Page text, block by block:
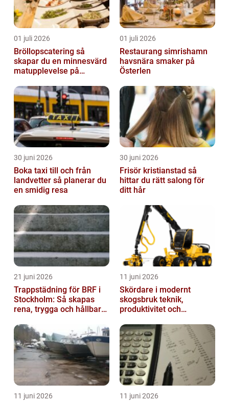
01 juli 2026
Bröllopscatering så
skapar du en minnesvärd
matupplevelse på
01 juli 2026
Restaurang simrishamn
havsnära smaker på
Österlen
30 juni 2026
Boka taxi till och från
landvetter så planerar du
en smidig resa
30 juni 2026
Frisör kristianstad så
hittar du rätt salong för
ditt hår
21 juni 2026
Trappstädning för BRF i
Stockholm: Så skapas
rena, trygga och hållbara
11 juni 2026
Skördare i modernt
skogsbruk teknik,
produktivitet och
11 juni 2026 11 juni 2026